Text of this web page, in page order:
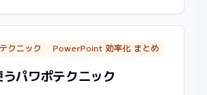
クニック PowerPoint 効率化 まとめ
パワポテクニック